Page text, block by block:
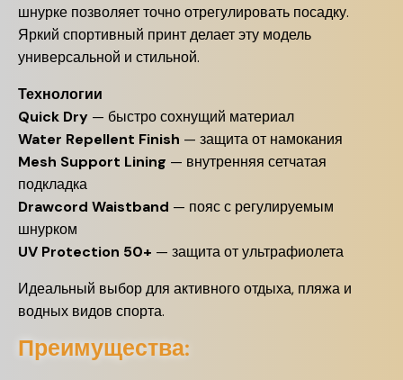
шнурке позволяет точно отрегулировать посадку.
Яркий спортивный принт делает эту модель
универсальной и стильной.
Технологии
Quick Dry — быстро сохнущий материал
Water Repellent Finish — защита от намокания
Mesh Support Lining — внутренняя сетчатая
подкладка
Drawcord Waistband — пояс с регулируемым
шнурком
UV Protection 50+ — защита от ультрафиолета
Идеальный выбор для активного отдыха, пляжа и
водных видов спорта.
Преимущества: